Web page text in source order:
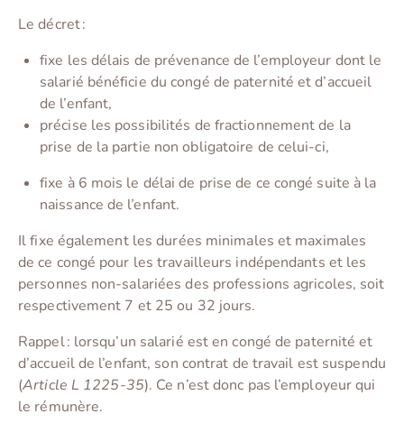
Le décret :
fixe les délais de prévenance de l’employeur dont le
salarié bénéficie du congé de paternité et d’accueil
de l’enfant,
précise les possibilités de fractionnement de la
prise de la partie non obligatoire de celui-ci,
fixe à 6 mois le délai de prise de ce congé suite à la
naissance de l’enfant.
Il fixe également les durées minimales et maximales
de ce congé pour les travailleurs indépendants et les
personnes non-salariées des professions agricoles, soit
respectivement 7 et 25 ou 32 jours.
Rappel : lorsqu’un salarié est en congé de paternité et
d’accueil de l’enfant, son contrat de travail est suspendu
(Article L 1225-35). Ce n’est donc pas l’employeur qui
le rémunère.